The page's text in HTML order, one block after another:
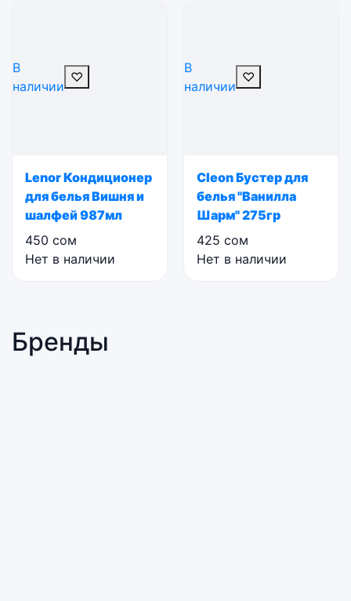
В
наличии
♡
Lenor Кондиционер
для белья Вишня и
шалфей 987мл
450 сом
Нет в наличии
В
наличии
♡
Cleon Бустер для
белья "Ванилла
Шарм" 275гр
425 сом
Нет в наличии
Бренды